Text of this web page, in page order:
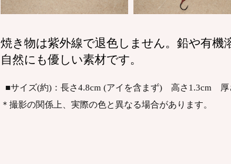
焼き物は紫外線で退色しません。鉛や有機
自然にも優しい素材です。
■サイズ(約)：長さ4.8cm (アイを含まず) 高さ1.3cm 厚
＊撮影の関係上、実際の色と異なる場合があります。